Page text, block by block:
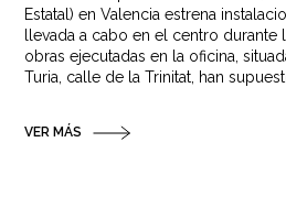
Estatal) en Valencia estrena
llevada a cabo en el centro
obras ejecutadas en la oficina,
Turia, calle de la Trinitat, han
VER MÁS